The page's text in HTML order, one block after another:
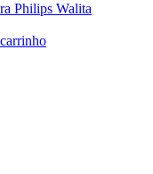
Philips Walita